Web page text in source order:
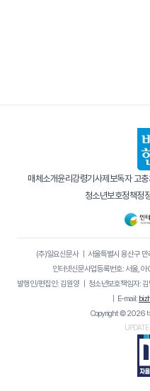
매체소개윤리강령기사제보독자 고충
청소년보호정책정
(주)일요신문사｜ 서울특별시 용산구
인터넷신문사업등록번호: 서울,
발행인/편집인: 김원양｜ 청소년보호책임자:
E-mail:
Copyright © 2026